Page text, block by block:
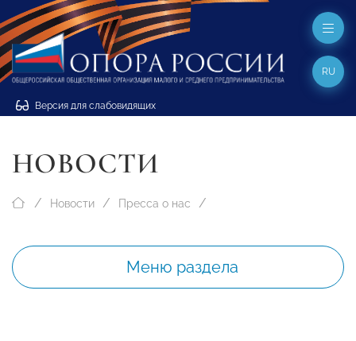
Версия для слабовидящих
RU
НОВОСТИ
Новости Пресса о нас
Меню раздела